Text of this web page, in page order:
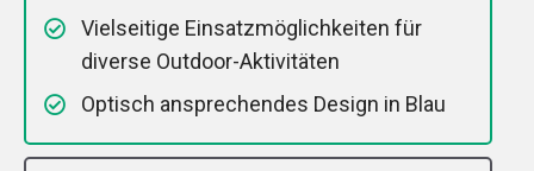
Vielseitige Einsatzmöglichkeiten für
diverse Outdoor-Aktivitäten
Optisch ansprechendes Design in Blau